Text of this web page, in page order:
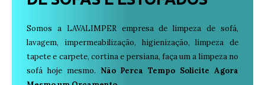
Somos a LAVALIMPER empresa de limpeza de sofá,
lavagem, impermeabilização, higienização, limpeza de
tapete e carpete, cortina e persiana, faça um a limpeza no
sofá hoje mesmo. Não Perca Tempo Solicite Agora